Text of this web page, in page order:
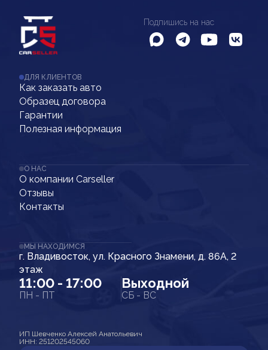
Подпишись на нас
ДЛЯ КЛИЕНТОВ
Как заказать авто
Образец договора
Гарантии
Полезная информация
О НАС
О компании Carseller
Отзывы
Контакты
МЫ НАХОДИМСЯ
г. Владивосток, ул. Красного Знамени, д. 86А, 2
этаж
11:00 - 17:00
ПН - ПТ
Выходной
СБ - ВС
ИП Шевченко Алексей Анатольевич
ИНН: 251202545060